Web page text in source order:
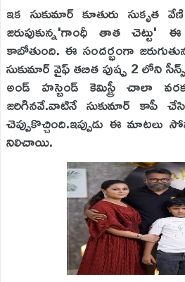
ఇక సుకుమార్ కూతురు సుకృత
జరుపుకున్న'గాంధీ తాత
కాబోతుంది. ఈ సందర్భంగా
సుకుమార్ వైఫ్ తబిత పుష్ప 2 లోని
అండ్ హస్బెండ్ కెమిస్ట్రీ చాలా
జరిగినవే.వాటినే సుకుమార్ కాపీ
చెప్పుకొచ్చింది.ఇప్పుడు ఈ
నిలిచాయి.